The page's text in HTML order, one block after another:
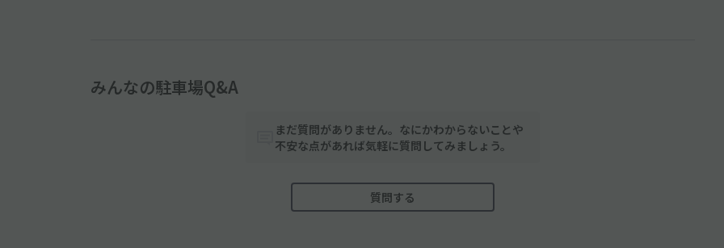
みんなの駐車場Q&A
まだ質問がありません。なにかわからないことや
不安な点があれば気軽に質問してみましょう。
質問する